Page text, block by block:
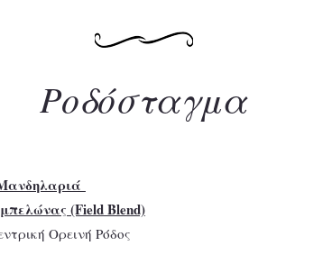
Ροδόσταγμα
(Field Blend)
Ορεινή Ρόδος